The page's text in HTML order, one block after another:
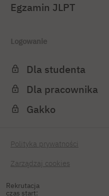
Rekrutacja
czas start:
Egzamin JLPT
Logowanie
Dla studenta
Dla pracownika
Gakko
Polityka prywatności
Zarządzaj cookies